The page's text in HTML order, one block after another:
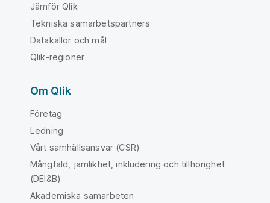
Jämför Qlik
Tekniska samarbetspartners
Datakällor och mål
Qlik-regioner
Om Qlik
Företag
Ledning
Vårt samhällsansvar (CSR)
Mångfald, jämlikhet, inkludering och tillhörighet
(DEI&B)
Akademiska samarbeten